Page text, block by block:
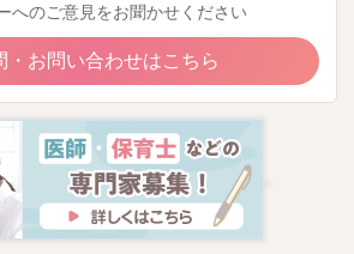
へのご意見をお聞かせください
・お問い合わせはこちら